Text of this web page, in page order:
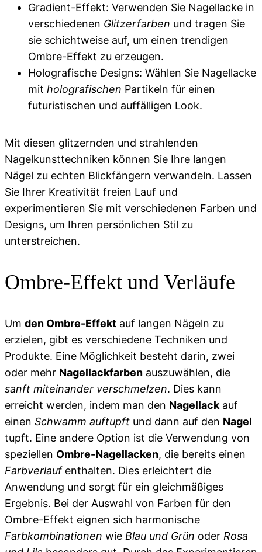
Gradient-Effekt: Verwenden Sie Nagellacke in
verschiedenen Glitzerfarben und tragen Sie
sie schichtweise auf, um einen trendigen
Ombre-Effekt zu erzeugen.
Holografische Designs: Wählen Sie Nagellacke
mit holografischen Partikeln für einen
futuristischen und auffälligen Look.
Mit diesen glitzernden und strahlenden
Nagelkunsttechniken können Sie Ihre langen
Nägel zu echten Blickfängern verwandeln. Lassen
Sie Ihrer Kreativität freien Lauf und
experimentieren Sie mit verschiedenen Farben und
Designs, um Ihren persönlichen Stil zu
unterstreichen.
Ombre-Effekt und Verläufe
Um den Ombre-Effekt auf langen Nägeln zu
erzielen, gibt es verschiedene Techniken und
Produkte. Eine Möglichkeit besteht darin, zwei
oder mehr Nagellackfarben auszuwählen, die
sanft miteinander verschmelzen. Dies kann
erreicht werden, indem man den Nagellack auf
einen Schwamm auftupft und dann auf den Nagel
tupft. Eine andere Option ist die Verwendung von
speziellen Ombre-Nagellacken, die bereits einen
Farbverlaufenthalten. Dies erleichtert die
Anwendung und sorgt für ein gleichmäßiges
Ergebnis. Bei der Auswahl von Farben für den
Ombre-Effekt eignen sich harmonische
Farbkombinationen wie Blau und Grün oder Rosa